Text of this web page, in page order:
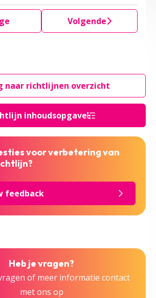
inhoudsopgave
Volgende
naar richtlijnen overzicht
voor verbetering van
feedback
Heb je vragen?
of meer informatie contact
met ons op